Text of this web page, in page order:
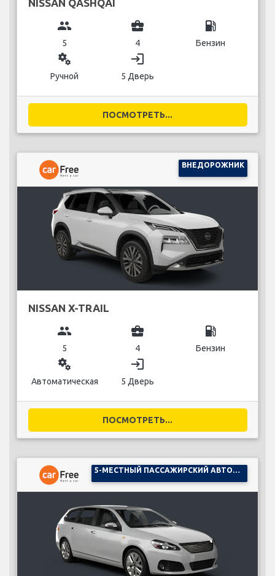
NISSAN QASHQAI
group
5
business_center
4
local_gas_station
Бензин
miscellaneous_services
Ручной
login
5 Дверь
ПОСМОТРЕТЬ...
ВНЕДОРОЖНИК
NISSAN X-TRAIL
group
5
business_center
4
local_gas_station
Бензин
miscellaneous_services
Автоматическая
login
5 Дверь
ПОСМОТРЕТЬ...